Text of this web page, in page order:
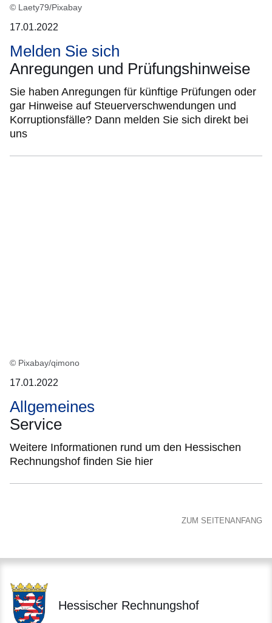
© Laety79/Pixabay
17.01.2022
Melden Sie sich
Anregungen und Prüfungshinweise
Sie haben Anregungen für künftige Prüfungen oder
gar Hinweise auf Steuerverschwendungen und
Korruptionsfälle? Dann melden Sie sich direkt bei
uns
© Pixabay/qimono
17.01.2022
Allgemeines
Service
Weitere Informationen rund um den Hessischen
Rechnungshof finden Sie hier
ZUM SEITENANFANG
Hessischer Rechnungshof